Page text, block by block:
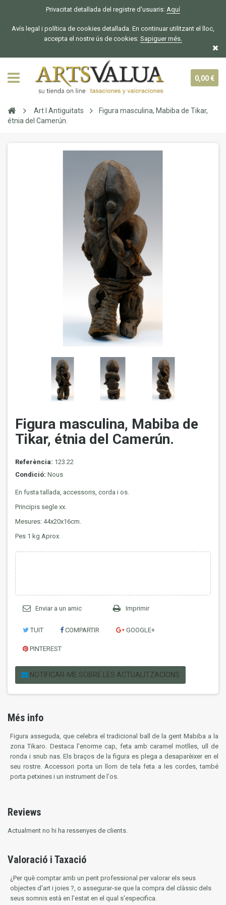
Privacitat detallada del registre d'usuaris: Aquí
Avís legal i política de cookies detallada. En continuar utilitzant el lloc,
accepta el nostre ús de cookies: Sapiguer més.
0,00 €
Art I Antiguitats
Figura masculina, Mabiba de Tikar,
étnia del Camerún.
Figura masculina, Mabiba de
Tikar, étnia del Camerún.
Referència: 123.22
Condició: Nous
En fusta tallada, accessoris, corda i os.
Principis segle xx.
Mesures: 44x20x16cm.
Pes 1 kg Aprox.
Enviar a un amic Imprimir
TUIT COMPARTIR GOOGLE+
PINTEREST
NOTIFICAR-ME SOBRE LES ACTUALITZACIONS
Més info
Figura asseguda, que celebra el tradicional ball de la gent Mabiba a la
zona Tikaro. Destaca l'enorme cap, feta amb caramel motlles, ull de
ronda i snub nas. Els braços de la figura es plega a desaparèixer en el
seu rostre. Accessori porta un llom de tela feta a les cordes, també
porta petxines i un instrument de l'os.
Reviews
Actualment no hi ha ressenyes de clients.
Valoració i Taxació
¿Per què comptar amb un perit professional per valorar els seus
objectes d'art i joies ?, o assegurar-se que la compra del clàssic dels
seus somnis està en l'estat en el qual s'especifica.